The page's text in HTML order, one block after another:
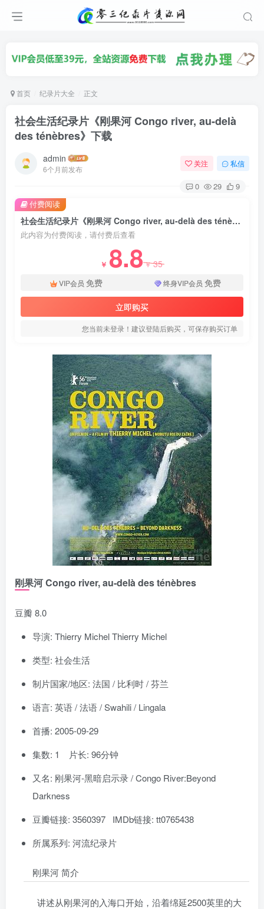
首页 纪录片大全 正文
社会生活纪录片《刚果河 Congo river, au-delà
des ténèbres》下载
admin
6个月前发布
关注 私信
0 29 9
社会生活纪录片《刚果河 Congo river, au-delà des ténèbres》下载
此内容为付费阅读，请付费后查看
￥ 8.8￥35
VIP会员 免费 终身VIP会员 免费
立即购买
您当前未登录！建议登陆后购买，可保存购买订单
付费阅读
刚果河 Congo river, au-delà des ténèbres
豆瓣 8.0
导演: Thierry Michel Thierry Michel
类型: 社会生活
制片国家/地区: 法国 / 比利时 / 芬兰
语言: 英语 / 法语 / Swahili / Lingala
首播: 2005-09-29
集数: 1 片长: 96分钟
又名: 刚果河-黑暗启示录 / Congo River:Beyond
Darkness
豆瓣链接: 3560397 IMDb链接: tt0765438
所属系列: 河流纪录片
刚果河 简介
讲述从刚果河的入海口开始，沿着绵延2500英里的大